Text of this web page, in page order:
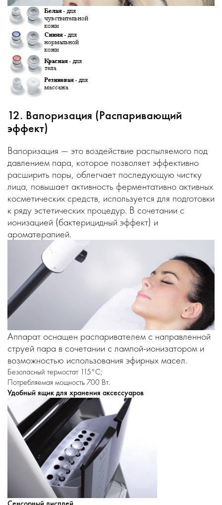
12. Вапоризация (Распаривающий
эффект)
Вапоризация — это воздействие распыляемого под
давлением пара, которое позволяет эффективно
расширить поры, облегчает последующую чистку
лица, повышает активность ферментативно активных
косметических средств, используется для подготовки
к ряду эстетических процедур. В сочетании с
ионизацией (бактерицидный эффект) и
ароматерапией.
Аппарат оснащен распаривателем с направленной
струей пара в сочетании с лампой-ионизатором и
возможностью использования эфирных масел.
Безопасный термостат 115°С;
Потребляемая мощность 700 Вт.
Удобный ящик для хранения аксессуаров